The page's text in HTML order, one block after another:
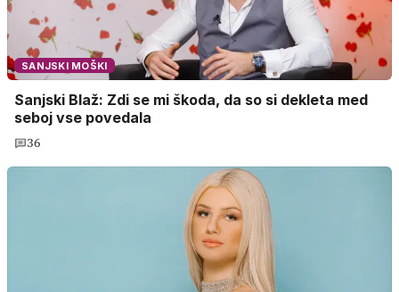
SANJSKI MOŠKI
Sanjski Blaž: Zdi se mi škoda, da so si dekleta med
seboj vse povedala
36